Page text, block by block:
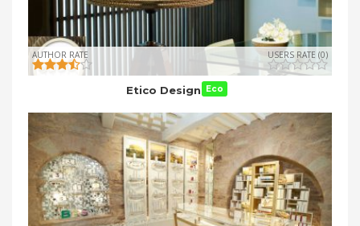
AUTHOR RATE USERS RATE (0)
Etico Design Eco